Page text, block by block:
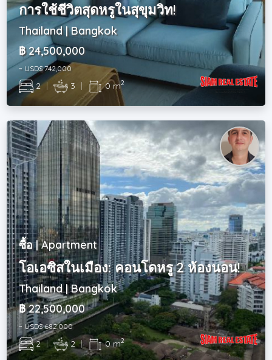
การใช้ชีวิตสุดหรูในสุขุมวิท!
Thailand | Bangkok
฿ 24,500,000
~ USD$ 742,000
2 | 3 | 0 m2
ซื้อ | Apartment
โอเอซิสในเมือง: คอนโดหรู 2 ห้องนอน!
Thailand | Bangkok
฿ 22,500,000
~ USD$ 682,000
2 | 2 | 0 m2